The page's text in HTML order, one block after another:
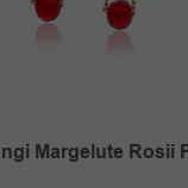
Margelute Rosii